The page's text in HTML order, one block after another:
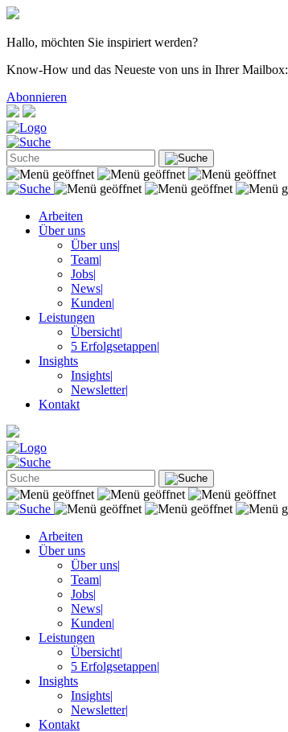
Hallo, möchten Sie inspiriert werden?
Know-How und das Neueste von uns in Ihrer Mailbox:
Abonnieren
Arbeiten
Über uns
Über uns|
Team|
Jobs|
News|
Kunden|
Leistungen
Übersicht|
5 Erfolgsetappen|
Insights
Insights|
Newsletter|
Kontakt
Arbeiten
Über uns
Über uns|
Team|
Jobs|
News|
Kunden|
Leistungen
Übersicht|
5 Erfolgsetappen|
Insights
Insights|
Newsletter|
Kontakt